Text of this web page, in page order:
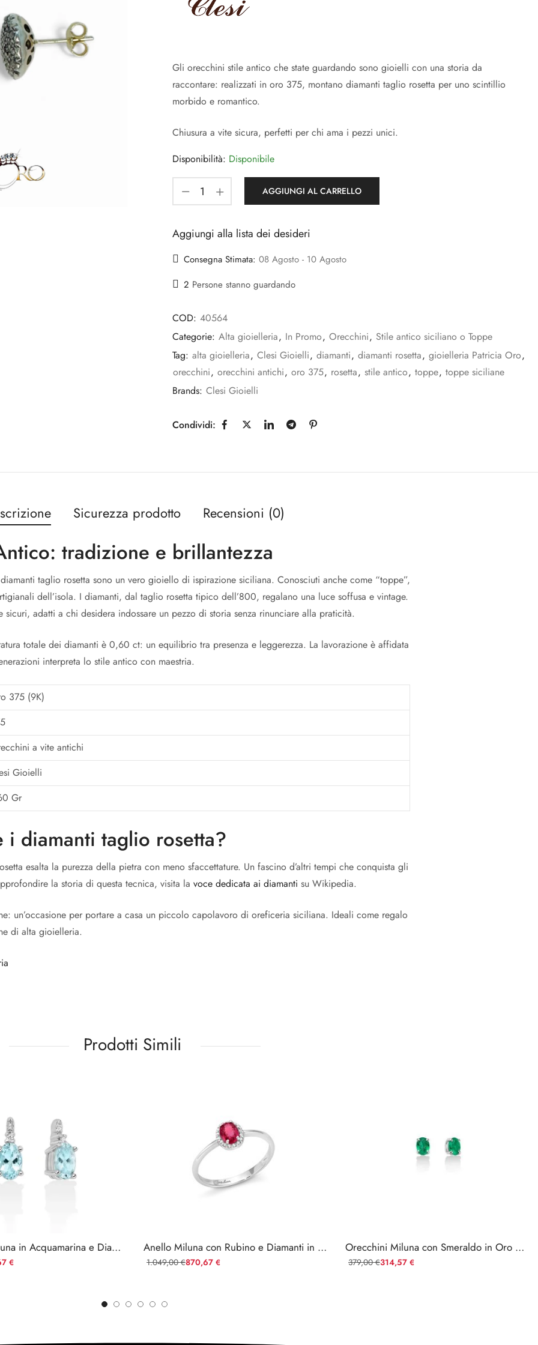
Gli orecchini stile antico che state guardando sono gioielli con una storia da
raccontare: realizzati in oro 375, montano diamanti taglio rosetta per uno scintillio
morbido e romantico.
Chiusura a vite sicura, perfetti per chi ama i pezzi unici.
Disponibilità: Disponibile
AGGIUNGI AL CARRELLO
Aggiungi alla lista dei desideri
Consegna Stimata: 08 Agosto - 10 Agosto
2 Persone stanno guardando
COD: 40564
Categorie: Alta gioielleria, In Promo, Orecchini, Stile antico siciliano o Toppe
Tag: alta gioielleria, Clesi Gioielli, diamanti, diamanti rosetta, gioielleria Patricia Oro,
orecchini, orecchini antichi, oro 375, rosetta, stile antico, toppe, toppe siciliane
Brands: Clesi Gioielli
Condividi:
Sicurezza prodotto Recensioni (0)
tradizione e brillantezza
taglio rosetta sono un vero gioiello di ispirazione siciliana. Conosciuti anche come “toppe”,
dell’isola. I diamanti, dal taglio rosetta tipico dell’800, regalano una luce soffusa e vintage.
adatti a chi desidera indossare un pezzo di storia senza rinunciare alla praticità.
totale dei diamanti è 0,60 ct: un equilibrio tra presenza e leggerezza. La lavorazione è affidata
interpreta lo stile antico con maestria.
375 (9K)
a vite antichi
Gioielli
Gr
i diamanti taglio rosetta?
esalta la purezza della pietra con meno sfaccettature. Un fascino d’altri tempi che conquista gli
la storia di questa tecnica, visita lavoce dedicata ai diamanti su Wikipedia.
un’occasione per portare a casa un piccolo capolavoro di oreficeria siciliana. Ideali come regalo
di alta gioielleria.
Prodotti Simili
Orecchini Miluna in Acquamarina e Diamanti
€
Anello Miluna con Rubino e Diamanti in Oro 750
870,67 €
1.049,00€
Orecchini Miluna con Smeraldo in Oro Bianco
314,57 €
379,00€